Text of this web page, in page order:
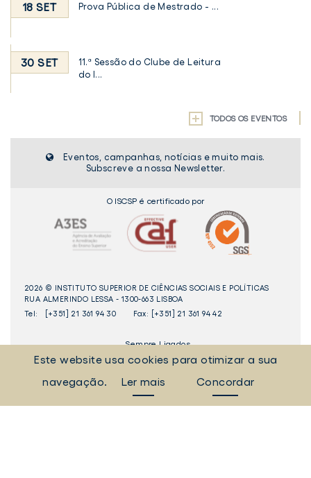
18 SET Prova Pública de Mestrado - ...
30 SET
11.ª Sessão do Clube de Leitura
do I...
TODOS OS EVENTOS
Eventos, campanhas, notícias e muito mais.
Subscreve a nossa Newsletter.
O ISCSP é certificado por
2026 © INSTITUTO SUPERIOR DE CIÊNCIAS SOCIAIS E POLÍTICAS
RUA ALMERINDO LESSA - 1300-663 LISBOA
Tel:
[+351] 21 361 94 30 Fax: [+351] 21 361 94 42
_Sempre Ligados
LINKEDININSTAGAM
FACEBOOK
YOUTUBE
Este website usa cookies para otimizar a sua
navegação.
Ler mais Concordar